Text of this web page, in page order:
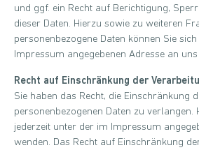
und ggf. ein Recht auf Berichtigung,
dieser Daten. Hierzu sowie zu weiteren
personenbezogene Daten können Sie
Impressum angegebenen Adresse an uns
Recht auf Einschränkung der
Sie haben das Recht, die Einschränkung
personenbezogenen Daten zu verlangen.
jederzeit unter der im Impressum
wenden. Das Recht auf Einschränkung